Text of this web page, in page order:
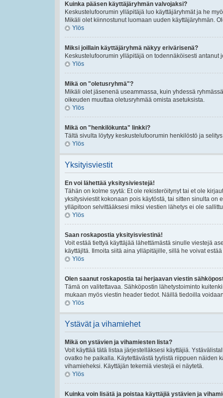
Kuinka pääsen käyttäjäryhmän valvojaksi?
Keskustelufoorumin ylläpitäjä luo käyttäjäryhmät ja he
Mikäli olet kiinnostunut luomaan uuden käyttäjäryhmän.
Ylös
Miksi joillain käyttäjäryhmä näkyy erivärisenä?
Keskustelufoorumin ylläpitäjä on todennäköisesti
Ylös
Mikä on "oletusryhmä"?
Mikäli olet jäsenenä useammassa, kuin yhdessä
oikeuden muuttaa oletusryhmää omista asetuksista.
Ylös
Mikä on "henkilökunta" linkki?
Tältä sivulta löytyy keskustelufoorumin henkilöstö ja
Ylös
Yksityisviestit
En voi lähettää yksitysiviestejä!
Tähän on kolme syytä: Et ole rekisteröitynyt tai et ole
yksitysiviestit kokonaan pois käytöstä, tai sitten sinulta on
ylläpitoon selvittääksesi miksi viestien lähetys ei ole
Ylös
Saan roskapostia yksityisviestinä!
Voit estää tiettyä käyttäjää lähettämästä sinulle viestejä
käyttäjltä. Ilmoita siitä aina ylläpitäjille, sillä he voivat
Ylös
Olen saanut roskapostia tai herjaavan viestin
Tämä on valitettavaa. Sähköpostin lähetystoiminto
mukaan myös viestin header tiedot. Näillä tiedoilla
Ylös
Ystävät ja vihamiehet
Mikä on ystävien ja vihamiesten lista?
Voit käyttää tätä listaa järjestelläksesi käyttäjiä.
ovatko he paikalla. Käytettävästä tyylistä riippuen näiden
vihamieheksi. Käyttäjän tekemiä viestejä ei näytetä.
Ylös
Kuinka voin lisätä ja poistaa käyttäjiä ystävien ja